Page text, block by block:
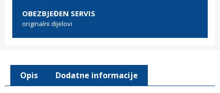
OBEZBJEĐEN SERVIS
originalni dijelovi
Opis Dodatne informacije